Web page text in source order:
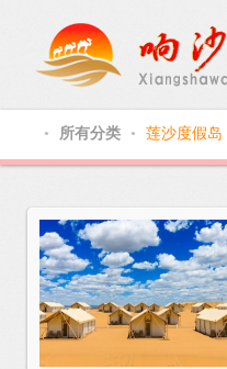
● 所有分类 ● 莲沙度假岛